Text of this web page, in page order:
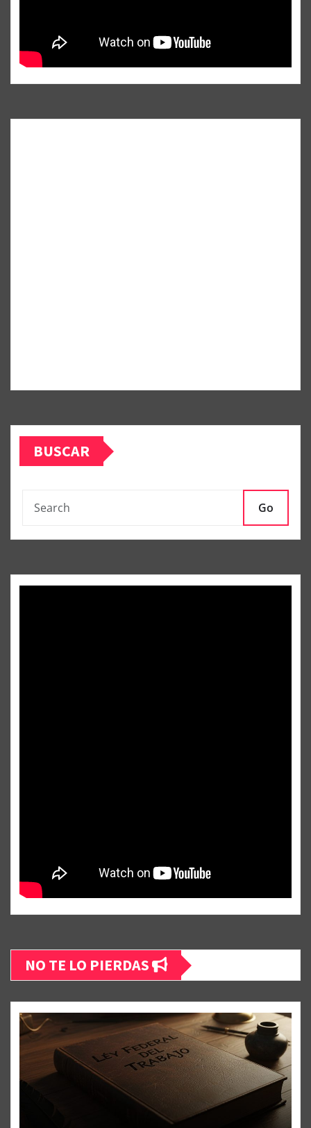
BUSCAR
Go
NO TE LO PIERDAS